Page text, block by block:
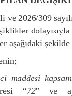
2026/309
dolayısıyla
aşağıdaki
maddesi
“72” ve